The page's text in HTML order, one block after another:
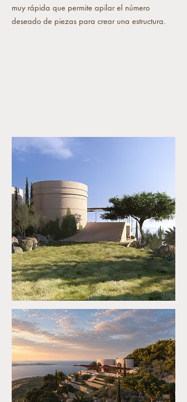
muy rápida que permite apilar el número
deseado de piezas para crear una estructura.